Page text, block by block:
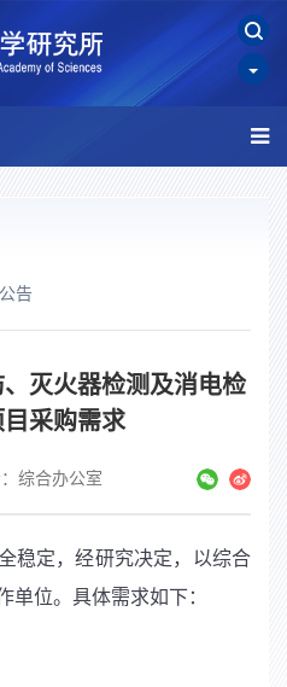
告
灭火器检测及消电检
采购需求
综合办公室
稳定，经研究决定，以综合
单位。具体需求如下：